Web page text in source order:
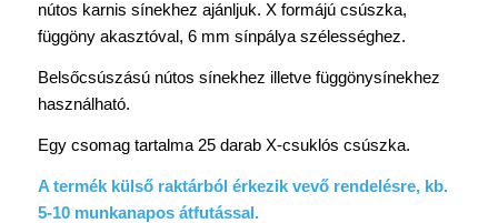
nútos karnis sínekhez ajánljuk. X formájú csúszka,
függöny akasztóval, 6 mm sínpálya szélességhez.
Belsőcsúszású nútos sínekhez illetve függönysínekhez
használható.
Egy csomag tartalma 25 darab X-csuklós csúszka.
A termék külső raktárból érkezik vevő rendelésre, kb.
5-10 munkanapos átfutással.